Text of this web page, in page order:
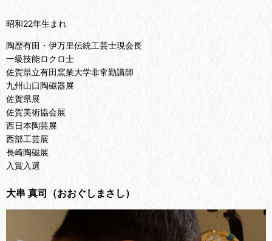
昭和22年生まれ
陶歴有田・伊万里伝統工芸士現会長
一級技能ロクロ士
佐賀県立有田窯業大学非常勤講師
九州山口陶磁器展
佐賀県展
佐賀美術協会展
西日本陶芸展
西部工芸展
長崎陶磁展
入賞入選
大串 真司（おおぐしまさし）